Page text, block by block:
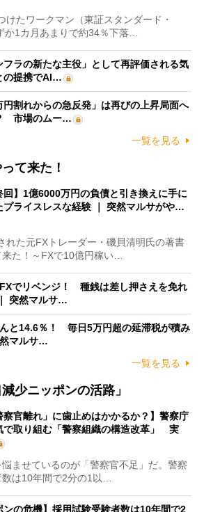
たワークマン（東証スタンダード・
か1カ月あまりで約34％下落…
ラの新たな主役」として再評価される気
の提携でAI…
円割れからの急反発」は再びの上昇局面へ
市場のムー…
一覧を見る
て来た！
回】1億6000万円の負債と引き換えに手に
プライスレスな経験 ｜ 突然マルサがや…
た元FXトレーダー・磯貝清明氏の著書
来た！～FXで10億円稼い…
FXでリベンジ！ 種銭は差し押さえを免れ
突然マルサ…
んと14.6％！ 毎日5万円超の延滞税が積み
マルサ…
一覧を見る
少ニッポンの活路」
察官離れ」に歯止めはかかるか？】警察庁
で取り組む「警察組織の構造改革」 実
ませているのが「警察官不足」だ。警察
は10年間で2分の1以…
ンの危機】採用試験受験者数は10年間で2